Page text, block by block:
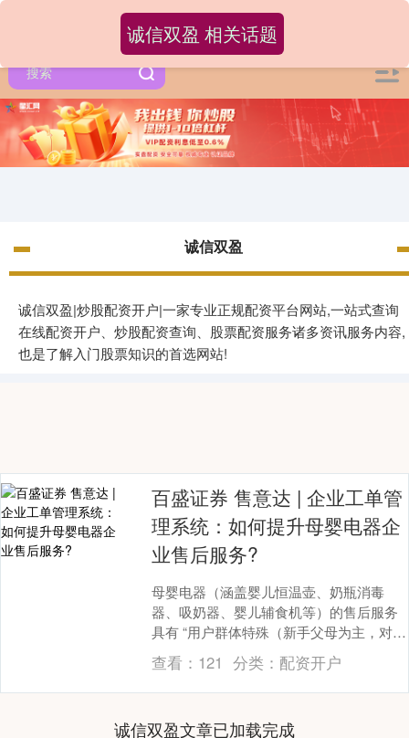
诚信双盈
诚信双盈|炒股配资开户|一家专业正规配资平台网站,一站式查询
在线配资开户、炒股配资查询、股票配资服务诸多资讯服务内容,
也是了解入门股票知识的首选网站!
诚信双盈 相关话题
百盛证券 售意达 | 企业工单管
理系统：如何提升母婴电器企
业售后服务?
母婴电器（涵盖婴儿恒温壶、奶瓶消毒
器、吸奶器、婴儿辅食机等）的售后服务
具有 “用户群体特殊（新手父母为主，对操
作指导需求迫切）、安全标准严苛（直接
关联婴幼儿健康....
查看： 121 分类： 配资开户
诚信双盈文章已加载完成